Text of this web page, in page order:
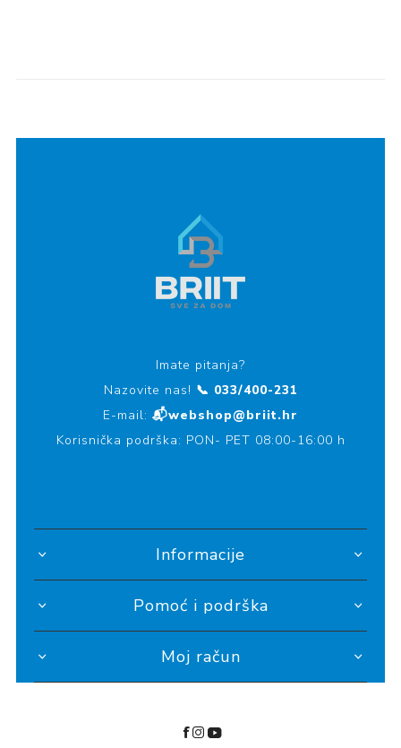
Imate pitanja?
Nazovite nas! 📞 033/400-231
E-mail: 📬webshop@briit.hr
Korisnička podrška: PON- PET 08:00-16:00 h
Informacije
Pomoć i podrška
Moj račun